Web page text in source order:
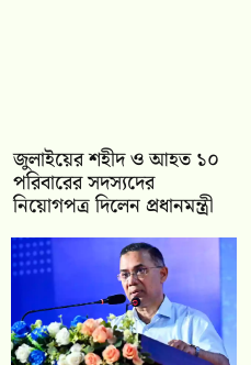
জুলাইয়ের শহীদ ও আহত ১০
পরিবারের সদস্যদের
নিয়োগপত্র দিলেন প্রধানমন্ত্রী